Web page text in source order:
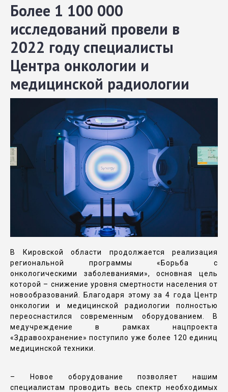
Более 1 100 000
исследований провели в
2022 году специалисты
Центра онкологии и
медицинской радиологии
В Кировской области продолжается реализация
региональной программы «Борьба с
онкологическими заболеваниями», основная цель
которой – снижение уровня смертности населения от
новообразований. Благодаря этому за 4 года Центр
онкологии и медицинской радиологии полностью
переоснастился современным оборудованием. В
медучреждение в рамках нацпроекта
«Здравоохранение» поступило уже более 120 единиц
медицинской техники.
– Новое оборудование позволяет нашим
специалистам проводить весь спектр необходимых